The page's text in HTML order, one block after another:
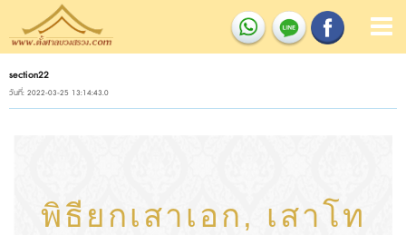
section22
วันที่: 2022-03-25 13:14:43.0
พิธียกเสาเอก, เสาโท